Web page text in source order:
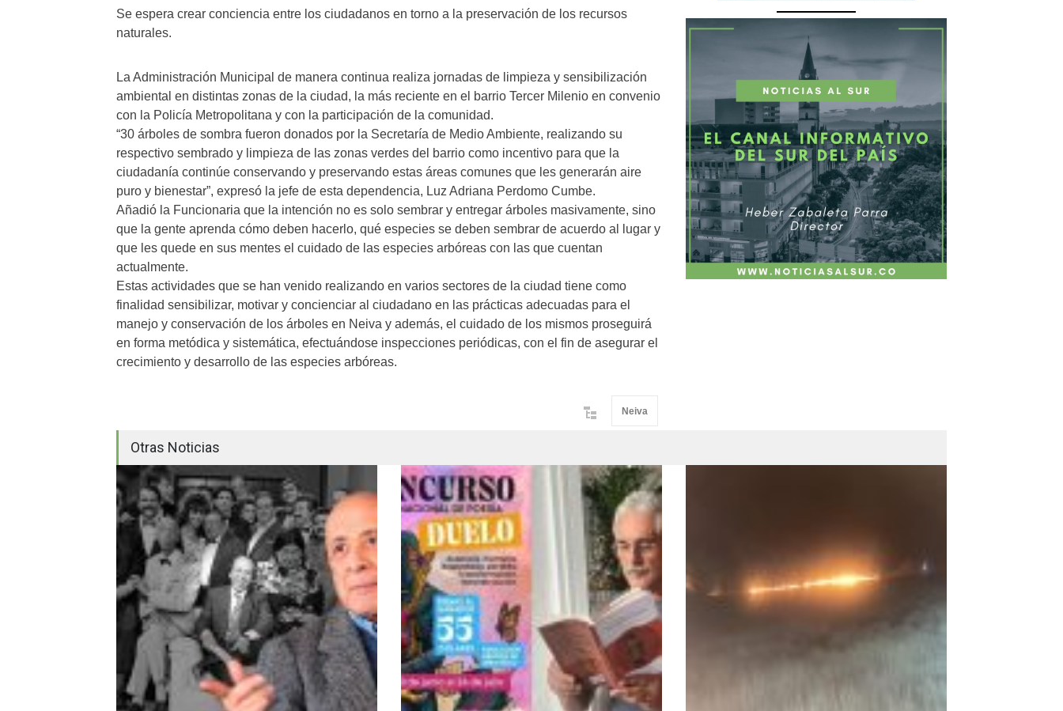
Se espera crear conciencia entre los ciudadanos en torno a la preservación de los recursos
naturales.
La Administración Municipal de manera continua realiza jornadas de limpieza y sensibilización
ambiental en distintas zonas de la ciudad, la más reciente en el barrio Tercer Milenio en convenio
con la Policía Metropolitana y con la participación de la comunidad.
“30 árboles de sombra fueron donados por la Secretaría de Medio Ambiente, realizando su
respectivo sembrado y limpieza de las zonas verdes del barrio como incentivo para que la
ciudadanía continúe conservando y preservando estas áreas comunes que les generarán aire
puro y bienestar”, expresó la jefe de esta dependencia, Luz Adriana Perdomo Cumbe.
Añadió la Funcionaria que la intención no es solo sembrar y entregar árboles masivamente, sino
que la gente aprenda cómo deben hacerlo, qué especies se deben sembrar de acuerdo al lugar y
que les quede en sus mentes el cuidado de las especies arbóreas con las que cuentan
actualmente.
Estas actividades que se han venido realizando en varios sectores de la ciudad tiene como
finalidad sensibilizar, motivar y concienciar al ciudadano en las prácticas adecuadas para el
manejo y conservación de los árboles en Neiva y además, el cuidado de los mismos proseguirá
en forma metódica y sistemática, efectuándose inspecciones periódicas, con el fin de asegurar el
crecimiento y desarrollo de las especies arbóreas.
Neiva
Otras Noticias